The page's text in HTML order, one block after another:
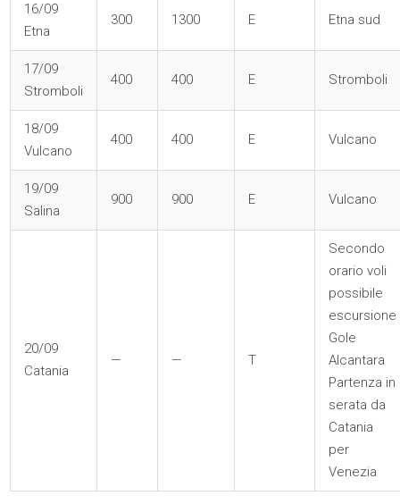
16/09
Etna
300 1300 E Etna sud
17/09
Stromboli
400 400 E Stromboli
18/09
Vulcano
400 400 E Vulcano
19/09
Salina
900 900 E Vulcano
20/09
Catania
— — T
Secondo
orario voli
possibile
escursione
Gole
Alcantara
Partenza in
serata da
Catania
per
Venezia